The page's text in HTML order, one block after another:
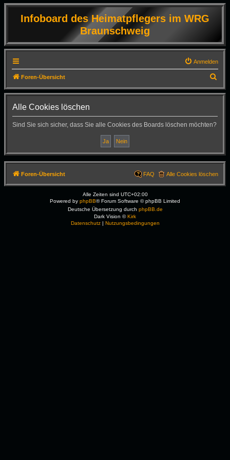
Infoboard des Heimatpflegers im WRG
Braunschweig
Anmelden
Foren-Übersicht
u
Alle Cookies löschen
Sind Sie sich sicher, dass Sie alle Cookies des Boards löschen möchten?
Foren-Übersicht Alle Cookies löschen
FAQ
Alle Zeiten sind UTC+02:00
Powered by phpBB® Forum Software © phpBB Limited
Deutsche Übersetzung durch phpBB.de
Dark Vision ©Kirk
Datenschutz| Nutzungsbedingungen